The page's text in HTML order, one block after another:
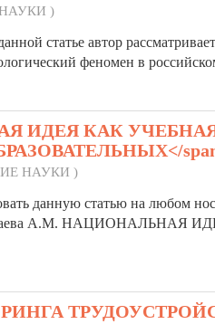
)
статье автор
феномен в
ИДЕЯ КАК
НАУКИ )
данную статью на любом
А.М.